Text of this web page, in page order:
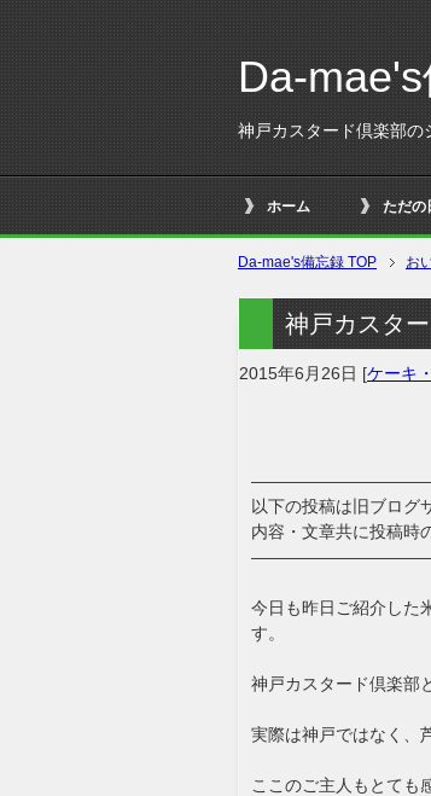
Da-
神戸カスタード倶楽部の
ホーム ただの
Da-mae's備忘録 TOP お
神戸カスタ
2015年6月26日 [ケーキ
以下の投稿は旧ブログ
内容・文章共に投稿時
今日も昨日ご紹介した
す。
神戸カスタード倶楽部
実際は神戸ではなく、
ここのご主人もとても